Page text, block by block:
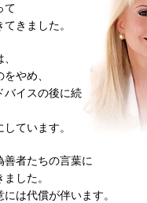
て
きました。
やめ、
バイスの後に続
ています。
者たちの言葉に
した。
は代償が伴います。